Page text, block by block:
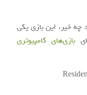
خیر، این بازی یکی
بازی‌های کامپیوتری